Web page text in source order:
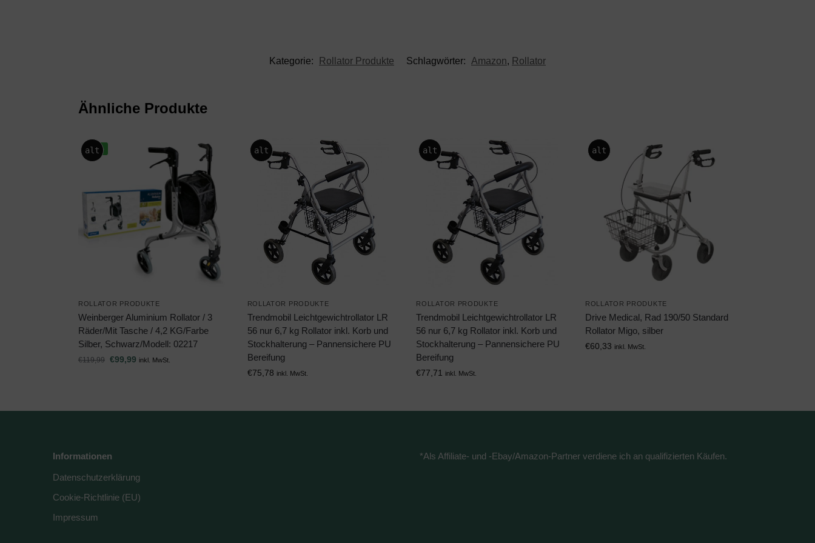
Kategorie: Rollator Produkte Schlagwörter: Amazon, Rollator
Ähnliche Produkte
alt
-17%
ROLLATOR PRODUKTE
Weinberger Aluminium Rollator / 3
Räder/Mit Tasche / 4,2 KG/Farbe
Silber, Schwarz/Modell: 02217
€119,99 €99,99 inkl. MwSt.
alt
ROLLATOR PRODUKTE
Trendmobil Leichtgewichtrollator LR
56 nur 6,7 kg Rollator inkl. Korb und
Stockhalterung – Pannensichere PU
Bereifung
€75,78 inkl. MwSt.
alt
ROLLATOR PRODUKTE
Trendmobil Leichtgewichtrollator LR
56 nur 6,7 kg Rollator inkl. Korb und
Stockhalterung – Pannensichere PU
Bereifung
€77,71 inkl. MwSt.
alt
ROLLATOR PRODUKTE
Drive Medical, Rad 190/50 Standard
Rollator Migo, silber
€60,33 inkl. MwSt.
Informationen
Datenschutzerklärung
Cookie-Richtlinie (EU)
Impressum
*Als Affiliate- und -Ebay/Amazon-Partner verdiene ich an qualifizierten Käufen.